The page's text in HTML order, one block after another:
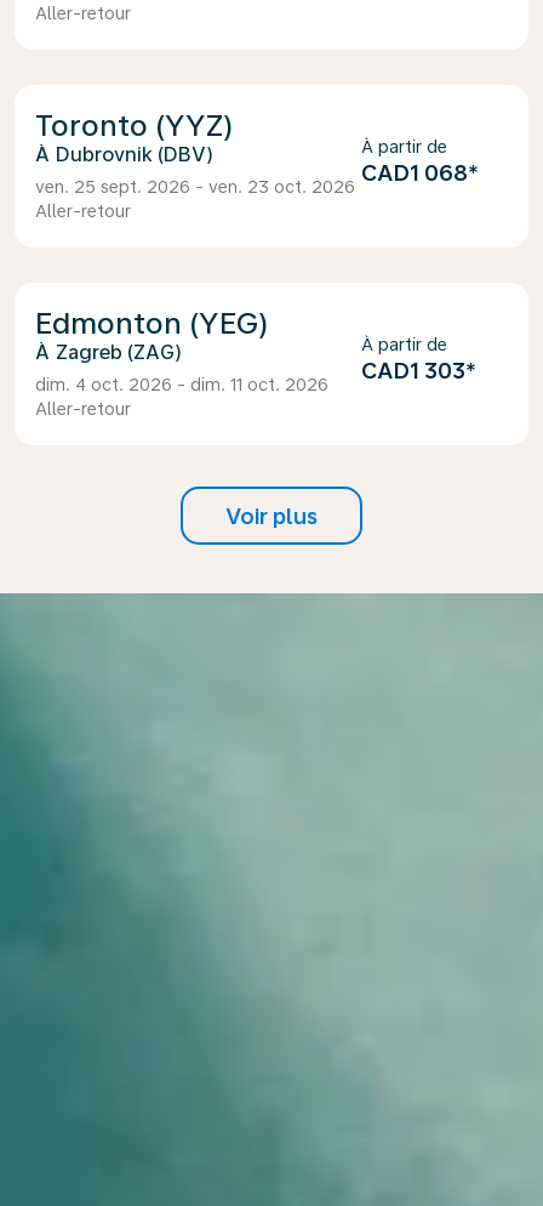
Aller-retour
Toronto (YYZ)
Dubrovnik (DBV)
ven. 25 sept. 2026 - ven. 23 oct. 2026
Aller-retour
À partir de
CAD1 068*
Edmonton (YEG)
Zagreb (ZAG)
dim. 4 oct. 2026 - dim. 11 oct. 2026
Aller-retour
À partir de
CAD1 303*
Voir plus